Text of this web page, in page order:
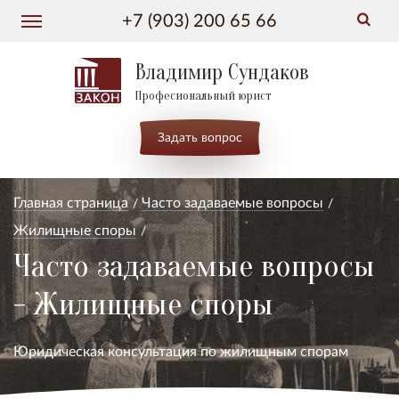
+7 (903) 200 65 66
Владимир Сундаков
Професиональный юрист
Задать вопрос
Главная страница
Часто задаваемые вопросы
Жилищные споры
Часто задаваемые вопросы
- Жилищные споры
Юридическая консультация по жилищным спорам